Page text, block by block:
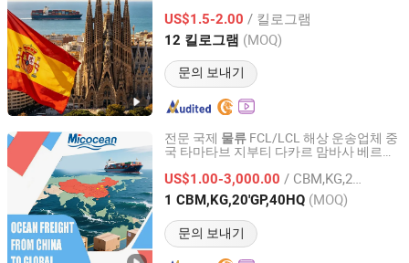
US$1.5-2.00 / 킬로그램
12 킬로그램 (MOQ)
문의 보내기
Zhejiang, China 이후 2026
전문 국제 물류 FCL/LCL 해상 운송업체 중
국 타마타브 지부티 다카르 맘바사 베르베
US$1.00-3,000.00 / CBM,KG,20'GP,40HQ
1 CBM,KG,20'GP,40HQ (MOQ)
문의 보내기
Micocean Int'l Logistics (Shenzhen) Co., Ltd.
Guangdong, China 이후 2020